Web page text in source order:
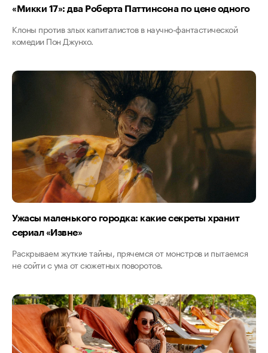
«Микки 17»: два Роберта Паттинсона по цене одного
Клоны против злых капиталистов в научно-фантастической
комедии Пон Джунхо.
Ужасы маленького городка: какие секреты хранит
сериал «Извне»
Раскрываем жуткие тайны, прячемся от монстров и пытаемся
не сойти с ума от сюжетных поворотов.